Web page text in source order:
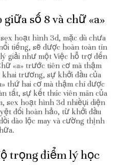
số 8 và chữ «a»
hoạt hình 3d, mặc dù chưa
tiếng, sẽ được hoàn toàn tín
giải như một Việc hỗ trợ đến
«a» trước tiên cơ mà thậm
trương, sự khởi đầu của
thứ hai cơ mà thậm chí được
tất, sự kết thúc viên mãn của
sex hoạt hình 3d nhiềụi diện
đối hoàn hảo, từ khởi đầu
dào lộc may và cường thịnh
trọng điểm lý học